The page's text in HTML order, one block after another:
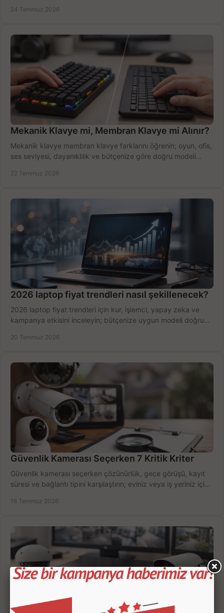
24 Temmuz 2026
Mekanik Klavye mi, Membran Klavye mi Alınır?
Mekanik klavye membran klavye farklarını öğrenin; oyun, ofis,
ses seviyesi, dayanıklılık ve bütçenize göre doğru modeli
22 Temmuz 2026
2026 laptop fiyat trendleri nasıl şekillenecek?
2026 laptop fiyat trendleri için kur, işlemci, yapay zeka ve
kampanya etkisini inceleyin; bütçenize uygun modeli doğru
20 Temmuz 2026
Güvenlik Kamerası Seçerken 7 Kritik Kriter
Güvenlik kamerası seçerken çözünürlük, gece görüşü, kayıt
süresi ve bağlantı tipini karşılaştırın; eviniz veya iş yeriniz için
18 Temmuz 2026